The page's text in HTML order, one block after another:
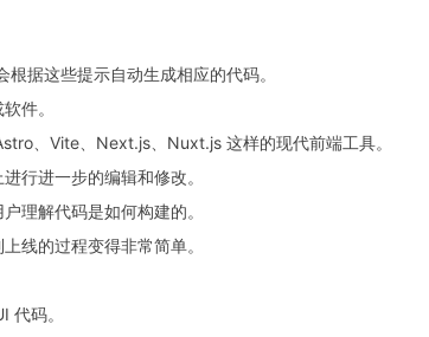
据这些提示自动生成相应的代码。
件。
、Vite、Next.js、Nuxt.js 这样的现代前端工具。
行进一步的编辑和修改。
理解代码是如何构建的。
线的过程变得非常简单。
代码。